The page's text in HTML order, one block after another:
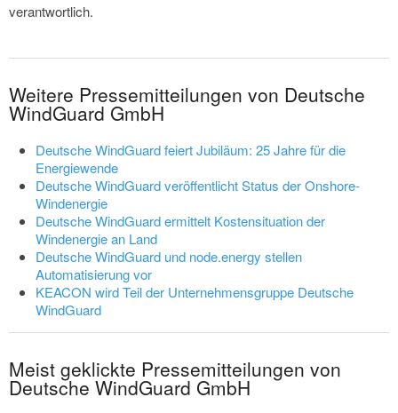
verantwortlich.
Weitere Pressemitteilungen von Deutsche
WindGuard GmbH
Deutsche WindGuard feiert Jubiläum: 25 Jahre für die
Energiewende
Deutsche WindGuard veröffentlicht Status der Onshore-
Windenergie
Deutsche WindGuard ermittelt Kostensituation der
Windenergie an Land
Deutsche WindGuard und node.energy stellen
Automatisierung vor
KEACON wird Teil der Unternehmensgruppe Deutsche
WindGuard
Meist geklickte Pressemitteilungen von
Deutsche WindGuard GmbH